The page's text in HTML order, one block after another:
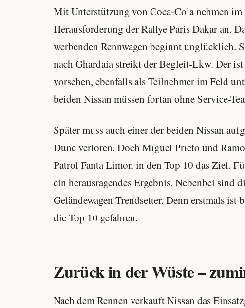
Mit Unterstützung von Coca-Cola nehmen im
Herausforderung der Rallye Paris Dakar an.
werbenden Rennwagen beginnt unglücklich.
nach Ghardaia streikt der Begleit-Lkw. Der
vorsehen, ebenfalls als Teilnehmer im Feld
beiden Nissan müssen fortan ohne Service-
Später muss auch einer der beiden Nissan
Düne verloren. Doch Miguel Prieto und
Patrol Fanta Limon in den Top 10 das Ziel.
ein herausragendes Ergebnis. Nebenbei sind
Geländewagen Trendsetter. Denn erstmals
die Top 10 gefahren.
Zurück in der Wüste –
Nach dem Rennen verkauft Nissan das